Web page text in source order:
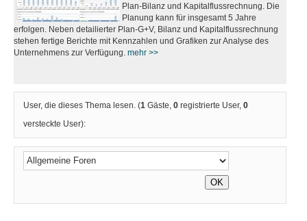
Plan-Bilanz und Kapitalflussrechnung. Die
Planung kann für insgesamt 5 Jahre
erfolgen. Neben detailierter Plan-G+V, Bilanz und Kapitalflussrechnung
stehen fertige Berichte mit Kennzahlen und Grafiken zur Analyse des
Unternehmens zur Verfügung. mehr >>
User, die dieses Thema lesen. (1 Gäste,0 registrierte User,0
versteckte User):